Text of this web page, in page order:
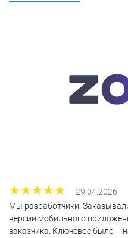
29.04.2026
Мы разработчики.
версии мобильного
заказчика. Ключевое было –